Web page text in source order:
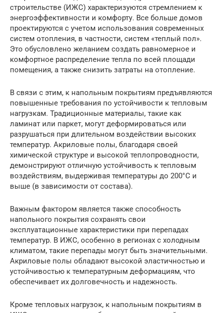
строительстве (ИЖС) характеризуются стремлением к
энергоэффективности и комфорту. Все больше домов
проектируются с учетом использования современных
систем отопления, в частности, систем «теплый пол».
Это обусловлено желанием создать равномерное и
комфортное распределение тепла по всей площади
помещения, а также снизить затраты на отопление.
В связи с этим, к напольным покрытиям предъявляются
повышенные требования по устойчивости к тепловым
нагрузкам. Традиционные материалы, такие как
ламинат или паркет, могут деформироваться или
разрушаться при длительном воздействии высоких
температур. Акриловые полы, благодаря своей
химической структуре и высокой теплопроводности,
демонстрируют отличную устойчивость к тепловым
воздействиям, выдерживая температуры до 200°C и
выше (в зависимости от состава).
Важным фактором является также способность
напольного покрытия сохранять свои
эксплуатационные характеристики при перепадах
температур. В ИЖС, особенно в регионах с холодным
климатом, такие перепады могут быть значительными.
Акриловые полы обладают высокой эластичностью и
устойчивостью к температурным деформациям, что
обеспечивает их долговечность и надежность.
Кроме тепловых нагрузок, к напольным покрытиям в